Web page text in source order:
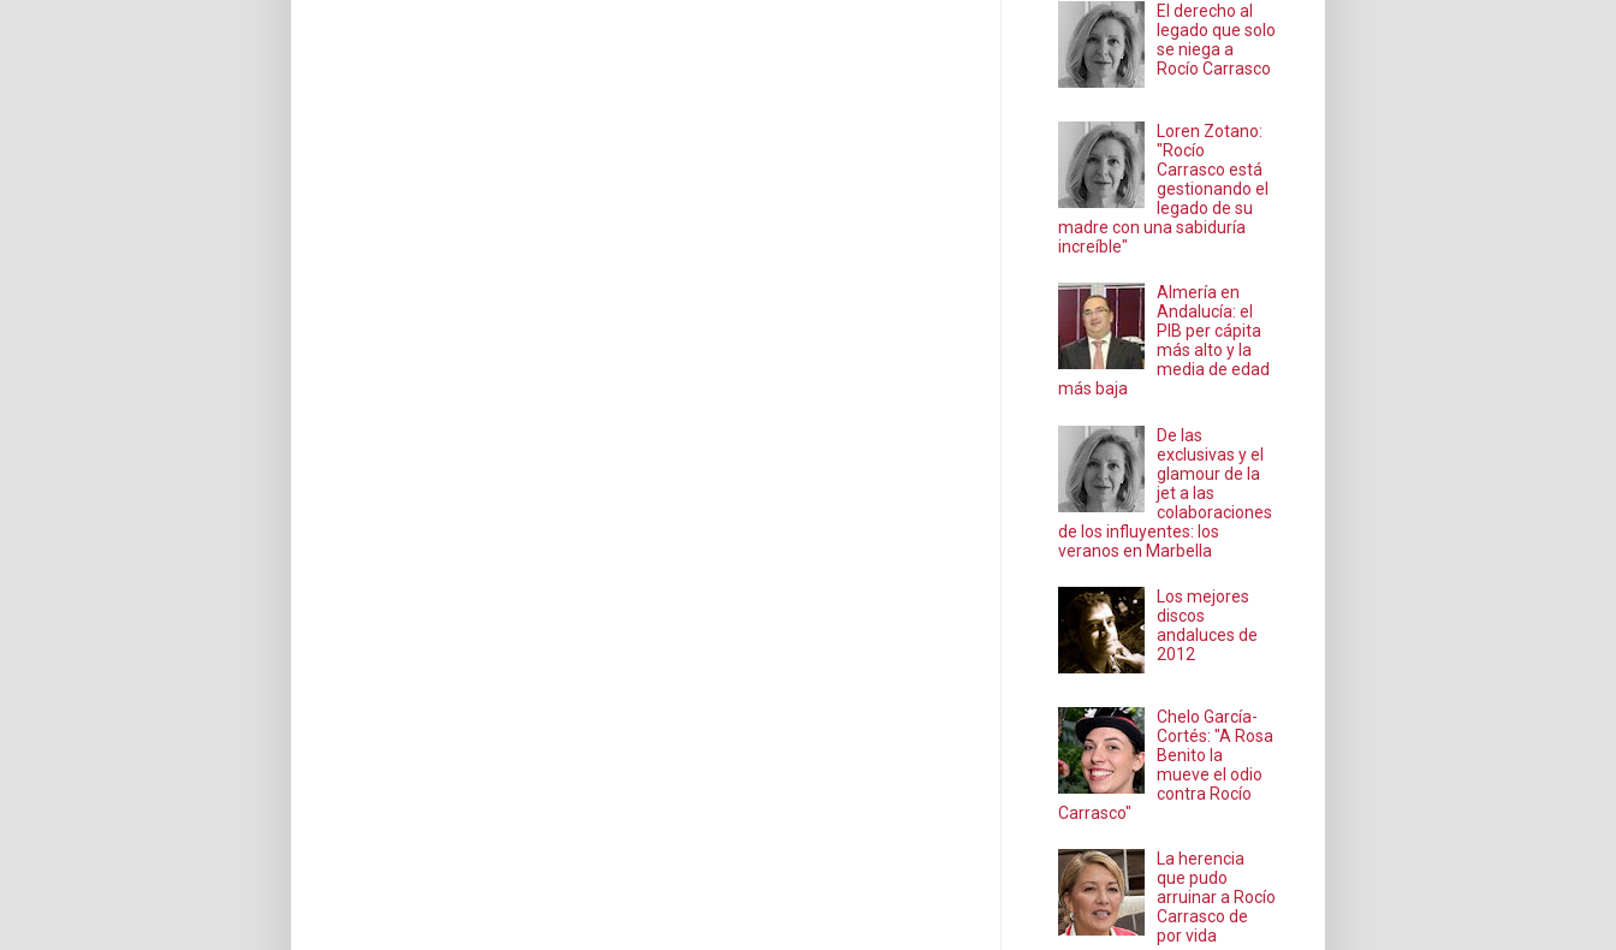
El derecho al
legado que solo
se niega a
Rocío Carrasco
Loren Zotano:
"Rocío
Carrasco está
gestionando el
legado de su
madre con una sabiduría
increíble"
Almería en
Andalucía: el
PIB per cápita
más alto y la
media de edad
más baja
De las
exclusivas y el
glamour de la
jet a las
colaboraciones
de los influyentes: los
veranos en Marbella
Los mejores
discos
andaluces de
2012
Chelo García-
Cortés: "A Rosa
Benito la
mueve el odio
contra Rocío
Carrasco"
La herencia
que pudo
arruinar a Rocío
Carrasco de
por vida